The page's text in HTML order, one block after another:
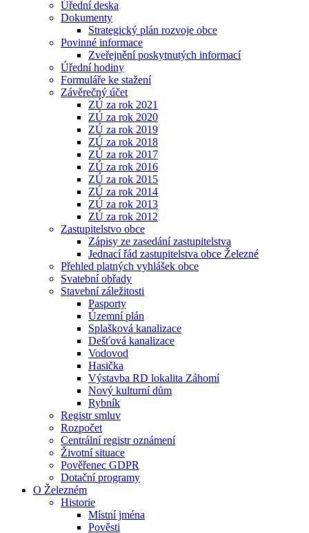
Úřední deska
Dokumenty
Strategický plán rozvoje obce
Povinné informace
Zveřejnění poskytnutých informací
Úřední hodiny
Formuláře ke stažení
Závěrečný účet
ZÚ za rok 2021
ZÚ za rok 2020
ZÚ za rok 2019
ZÚ za rok 2018
ZÚ za rok 2017
ZÚ za rok 2016
ZÚ za rok 2015
ZÚ za rok 2014
ZÚ za rok 2013
ZÚ za rok 2012
Zastupitelstvo obce
Zápisy ze zasedání zastupitelstva
Jednací řád zastupitelstva obce Železné
Přehled platných vyhlášek obce
Svatební obřady
Stavební záležitosti
Pasporty
Územní plán
Splašková kanalizace
Dešťová kanalizace
Vodovod
Hasička
Výstavba RD lokalita Záhomí
Nový kulturní dům
Rybník
Registr smluv
Rozpočet
Centrální registr oznámení
Životní situace
Pověřenec GDPR
Dotační programy
O Železném
Historie
Místní jména
Pověsti